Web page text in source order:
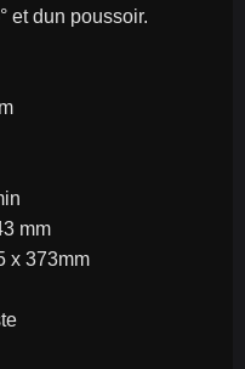
et dun poussoir.
mm
x 373mm